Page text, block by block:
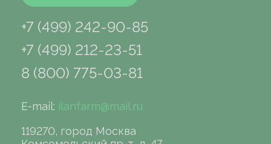
+7 (499) 242-90-85
+7 (499) 212-23-51
8 (800) 775-03-81
E-mail: ilanfarm@mail.ru
119270, город Москва